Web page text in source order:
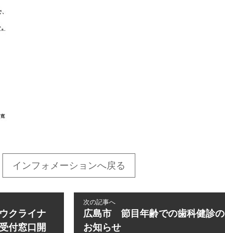
インフォメーションへ戻る
クライナ
付窓口開
次の記事へ
広島市 節目年齢での歯科健診の
お知らせ